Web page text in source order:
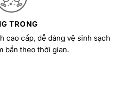
TRONG
cao cấp, dễ dàng vệ sinh sạch
bẩn theo thời gian.